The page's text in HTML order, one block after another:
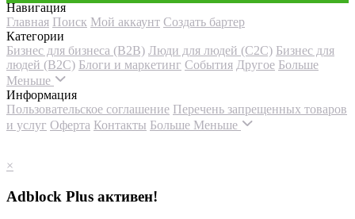
Навигация
Главная Поиск Мой аккаунт Создать бартер
Категории
Бизнес для бизнеса (B2B) Люди для людей (С2С) Бизнес для
людей (B2C) Блоги и маркетинг События Другое Больше
Меньше
Информация
Пользовательское соглашение Перечень запрещенных товаров
и услуг Оферта Контакты Больше Меньше
×
Adblock Plus активен!